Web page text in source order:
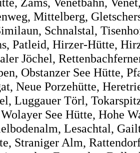
Mittelberg,
Schnalstal,
Patleid, Hirzer-Hütte,
Jöchel,
Obstanzer See Hütte,
Neue Porzehütte,
Luggauer Törl,
See Hütte, Hohe
Lesachtal,
Straniger Alm,